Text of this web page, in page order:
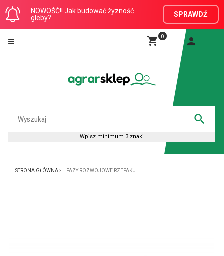
NOWOŚĆ!! Jak budować żyzność
gleby?
SPRAWDŹ
0
STRONA GŁÓWNA FAZY ROZWOJOWE RZEPAKU